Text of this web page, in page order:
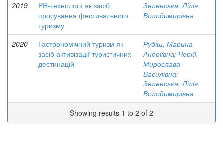
2019
PR-технології як засіб
просування фестивального
туризму
Зеленська, Лілія
Володимирівна
2020
Гастрономічний туризм як
засіб активізації туристичних
дестинацій
Рубіш, Марина
Андріївна; Чорій,
Мирослава
Василівна;
Зеленська, Лілія
Володимирівна
Showing results 1 to 2 of 2